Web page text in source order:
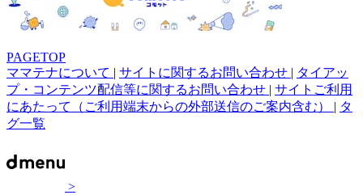
PAGETOP
ママテナについて | サイトに関するお問い合わせ | タイアッ
プ・コンテンツ配信等に関するお問い合わせ | サイトご利用
にあたって（ご利用端末からの外部送信のご案内含む） | タ
グ一覧
>